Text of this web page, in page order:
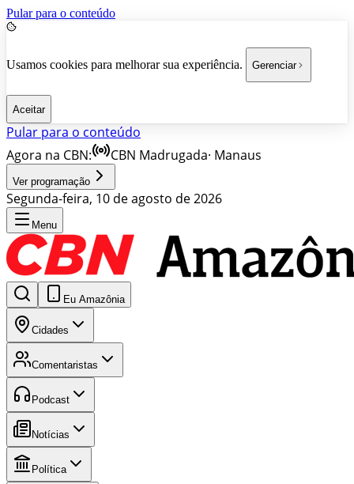
Pular para o conteúdo
Usamos cookies para melhorar sua experiência. Gerenciar
Aceitar
Pular para o conteúdo
Agora na CBN:
CBN Madrugada· Manaus
Ver programação
Segunda-feira, 10 de agosto de 2026
Menu
Eu Amazônia
Cidades
Comentaristas
Podcast
Notícias
Política